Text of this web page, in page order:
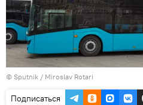
© Sputnik / Miroslav Rotari
Подписаться